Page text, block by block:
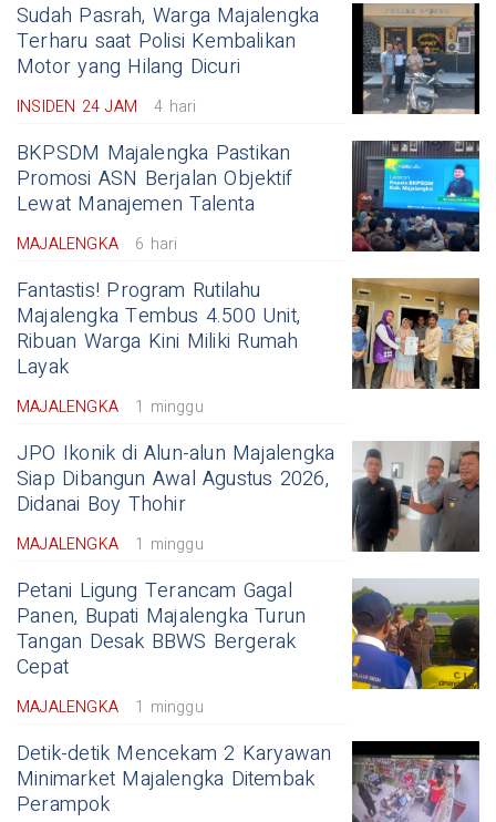
Sudah Pasrah, Warga Majalengka
Terharu saat Polisi Kembalikan
Motor yang Hilang Dicuri
INSIDEN 24 JAM 4 hari
BKPSDM Majalengka Pastikan
Promosi ASN Berjalan Objektif
Lewat Manajemen Talenta
MAJALENGKA 6 hari
Fantastis! Program Rutilahu
Majalengka Tembus 4.500 Unit,
Ribuan Warga Kini Miliki Rumah
Layak
MAJALENGKA 1 minggu
JPO Ikonik di Alun-alun Majalengka
Siap Dibangun Awal Agustus 2026,
Didanai Boy Thohir
MAJALENGKA 1 minggu
Petani Ligung Terancam Gagal
Panen, Bupati Majalengka Turun
Tangan Desak BBWS Bergerak
Cepat
MAJALENGKA 1 minggu
Detik-detik Mencekam 2 Karyawan
Minimarket Majalengka Ditembak
Perampok